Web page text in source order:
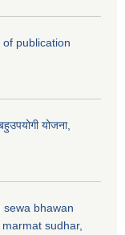
publication
योजना,
bhawan
sudhar,